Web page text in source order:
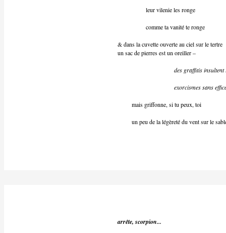
leur vilenie les ronge
comme ta vanité te ronge
& dans la cuvette ouverte au ciel sur le tertre
un sac de pierres est un oreiller –
des graffitis insultent
exorcismes sans
mais griffonne, si tu peux, toi
un peu de la légèreté du vent sur le
arrête, scorpion...